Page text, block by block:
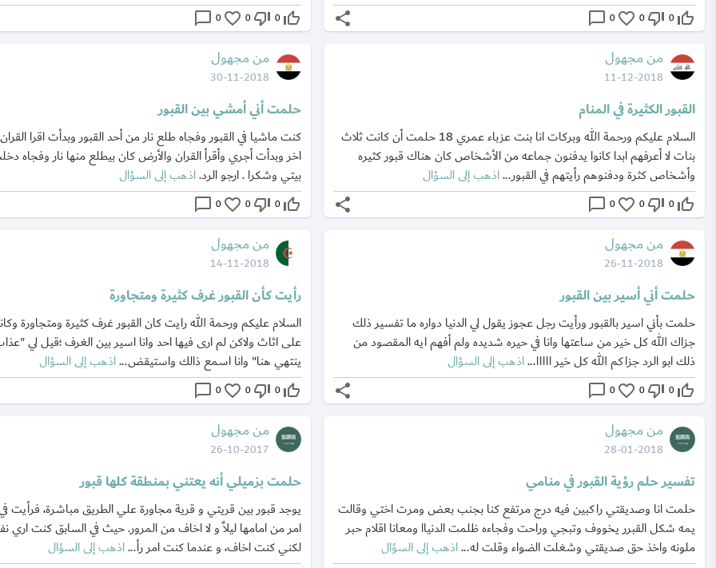
thumb_up_off_alt
0
thumb_down_off_alt
0
favorite_border
0
chat_bubble_outline
share
thumb_up_off_alt
0
thumb_down_off_alt
0
favorite_border
0
chat_bubble_outline
من مجهول
11-12-2018
القبور الكثيرة في المنام
السلام عليكم ورحمة الله وبركات انا بنت عزباء عمري 18 حلمت أن كانت ثلاث
بنات لا أعرفهم ابدا كانوا يدفنون جماعه من الأشخاص كان هناك قبور كثيره
وأشخاص كثرة ودفنوهم رأيتهم في القبور...اذهب إلى السؤال
thumb_up_off_alt
0
thumb_down_off_alt
0
favorite_border
0
chat_bubble_outline
share
من مجهول
30-11-2018
حلمت أني أمشي بين القبور
كنت ماشيا في القبور وفجاه طلع نار من أحد القبور وبدأت اقرا
اخر وبدأت أجري وأقرأ القران والأرض كان بيطلع منها نار وفجاه
بيتي وشكرا . ارجو الرد.اذهب إلى السؤال
thumb_up_off_alt
0
thumb_down_off_alt
0
favorite_border
0
chat_bubble_outline
من مجهول
26-11-2018
حلمت أني أسير بين القبور
حلمت بأني اسير بالقبور ورأيت رجل عجوز يقول لي الدنيا دواره ما تفسير ذلك
جزاك الله كل خير من ساعتها وانا في حيره شديده ولم أفهم ايه المقصود من
ذلك ابو الرد جزاكم الله كل خير ااااا...اذهب إلى السؤال
thumb_up_off_alt
0
thumb_down_off_alt
0
favorite_border
0
chat_bubble_outline
share
من مجهول
14-11-2018
رأيت كأن القبور غرف كثيرة ومتجاورة
السلام عليكم ورحمة الله رايت كان القبور غرف كثيرة ومتجاورة
على اثاث ولاكن لم ارى فيها احد وانا اسير بين الغرف ؛قيل لي
ينتهي هنا" وانا اسمع ذالك واستيقض...اذهب إلى السؤال
thumb_up_off_alt
0
thumb_down_off_alt
0
favorite_border
0
chat_bubble_outline
من مجهول
28-01-2018
تفسير حلم رؤية القبور في منامي
حلمت انا وصديقتي راكبين فيه درج مرتفع كنا بجنب بعض ومرت اختي وقالت
يمه شكل القبرر يخووف وتبجي وراحت وفجاءه ظلمت الدنياا ومعانا اقلام حبر
ملونه واخذ حق صديقتي وشغلت الضواء وقلت له...اذهب إلى السؤال
من مجهول
26-10-2017
حلمت بزميلي أنه يعتني بمنطقة كلها قبور
يوجد قبور بين قريتي و قرية مجاورة علي الطريق مباشرة، فرأيت
امر من امامها ليلاً و لا اخاف من المرور. حيث في السابق كنت اري
لكني كنت اخاف، و عندما كنت امر رأ...اذهب إلى السؤال